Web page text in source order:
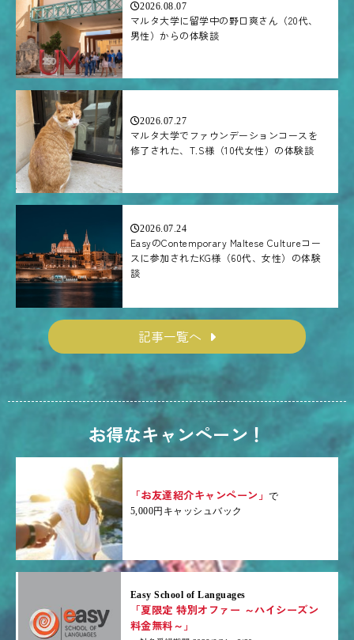
2026.08.07
マルタ大学に留学中の野口爽さん（20代、
男性）からの体験談
2026.07.27
マルタ大学でファウンデーションコースを
修了された、T.S様（10代女性）の体験談
2026.07.24
EasyのContemporary Maltese Cultureコー
スに参加されたKG様（60代、女性）の体験
談
記事一覧へ
お得なキャンペーン！
「お友達紹介キャンペーン」で
5,000円キャッシュバック
Easy School of Languages
「夏限定 特別オファー ～ハイシーズン
料金無料～」